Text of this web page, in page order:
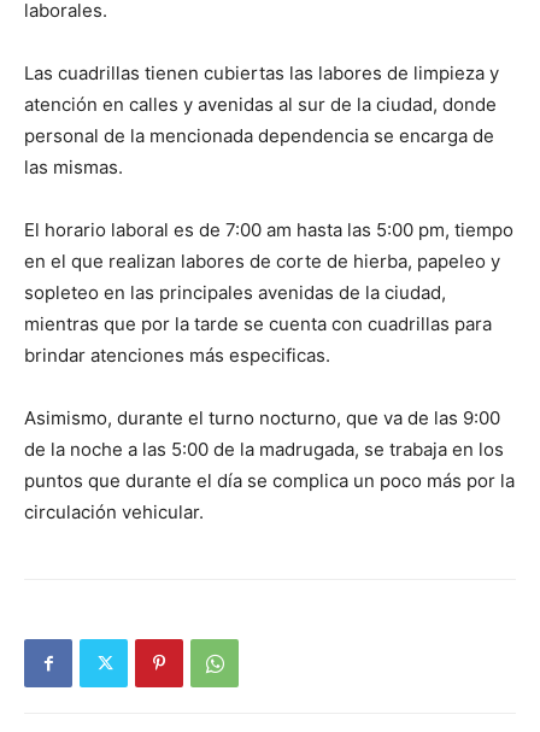
laborales.
Las cuadrillas tienen cubiertas las labores de limpieza y
atención en calles y avenidas al sur de la ciudad, donde
personal de la mencionada dependencia se encarga de
las mismas.
El horario laboral es de 7:00 am hasta las 5:00 pm, tiempo
en el que realizan labores de corte de hierba, papeleo y
sopleteo en las principales avenidas de la ciudad,
mientras que por la tarde se cuenta con cuadrillas para
brindar atenciones más especificas.
Asimismo, durante el turno nocturno, que va de las 9:00
de la noche a las 5:00 de la madrugada, se trabaja en los
puntos que durante el día se complica un poco más por la
circulación vehicular.